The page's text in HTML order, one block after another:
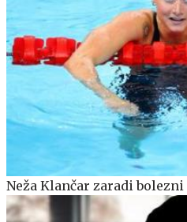
Neža Klančar zaradi